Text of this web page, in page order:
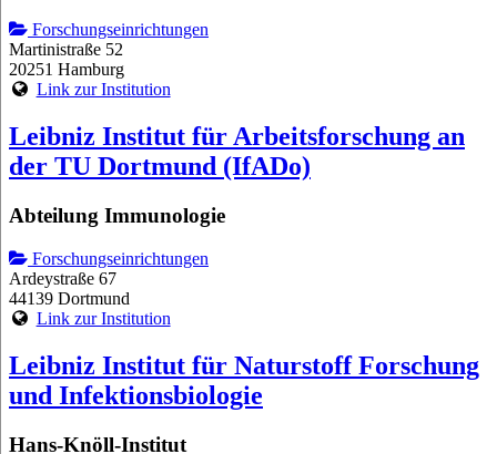
Forschungseinrichtungen
Martinistraße 52
20251 Hamburg
Link zur Institution
Leibniz Institut für Arbeitsforschung an
der TU Dortmund (IfADo)
Abteilung Immunologie
Forschungseinrichtungen
Ardeystraße 67
44139 Dortmund
Link zur Institution
Leibniz Institut für Naturstoff Forschung
und Infektionsbiologie
Hans-Knöll-Institut